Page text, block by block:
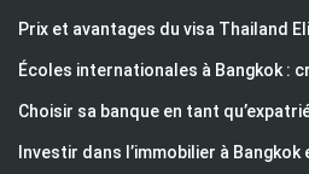
Prix et avantages du visa Thailand
Écoles internationales à Bangkok :
Choisir sa banque en tant
Investir dans l’immobilier à Bangkok